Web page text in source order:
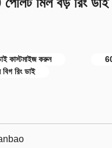
কাস্টমাইজ করুন
রিং ডাই